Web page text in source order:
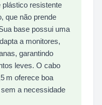
plástico resistente
que não prende
base possui uma
a monitores,
garantindo
leves. O cabo
m oferece boa
a necessidade